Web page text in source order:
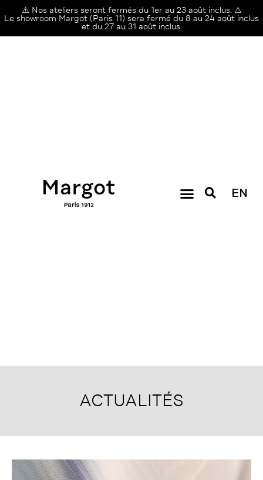
⚠️ Nos ateliers seront fermés du 1er au 23 août inclus. ⚠️
Le showroom Margot (Paris 11) sera fermé du 8 au 24 août inclus
et du 27 au 31 août inclus.
EN
ACTUALITÉS